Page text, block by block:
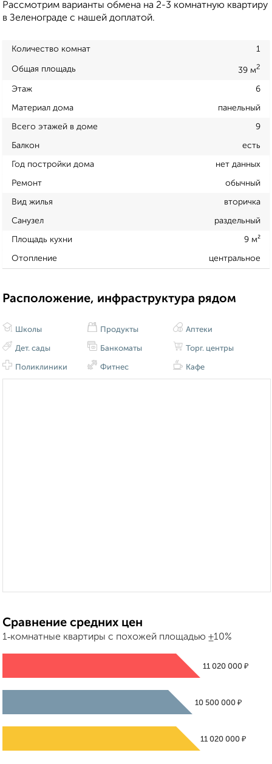
Рассмотрим варианты обмена на 2-3 комнатную квартиру
в Зеленограде с нашей доплатой.
Количество комнат 1
Общая площадь 39 м2
Этаж 6
Материал дома панельный
Всего этажей в доме 9
Балкон есть
Год постройки дома нет данных
Ремонт обычный
Вид жилья вторичка
Санузел раздельный
Площадь кухни 9 м²
Отопление центральное
Расположение, инфраструктура рядом
Школы
Дет. сады
Поликлиники
Продукты
Банкоматы
Фитнес
Аптеки
Торг. центры
Кафе
Сравнение средних цен
1‑комнатные квартиры с похожей площадью ±10%
11 020 000 ₽
10 500 000 ₽
11 020 000 ₽